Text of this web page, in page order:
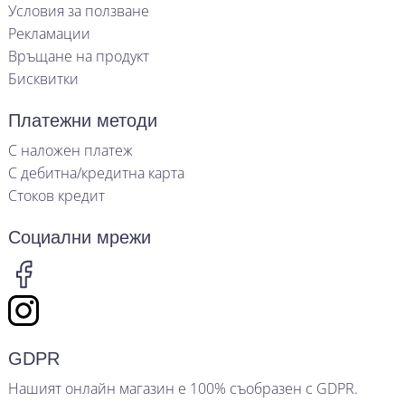
Условия за ползване
Рекламации
Връщане на продукт
Бисквитки
Платежни методи
С наложен платеж
С дебитна/кредитна карта
Стоков кредит
Социални мрежи
GDPR
Нашият онлайн магазин е 100% съобразен с GDPR.